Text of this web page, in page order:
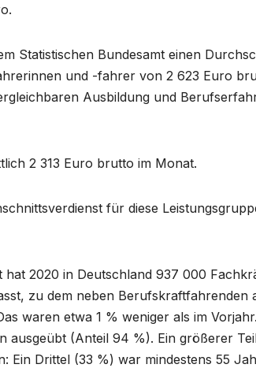
Statistischen Bundesamt einen
und -fahrer von 2 623 Euro
Ausbildung und
2 313 Euro brutto im Monat.
für diese
2020 in Deutschland 937 000
zu dem neben Berufskraftfahrenden
waren etwa 1 % weniger als im
ausgeübt (Anteil 94 %). Ein größerer
Ein Drittel (33 %) war mindestens 55